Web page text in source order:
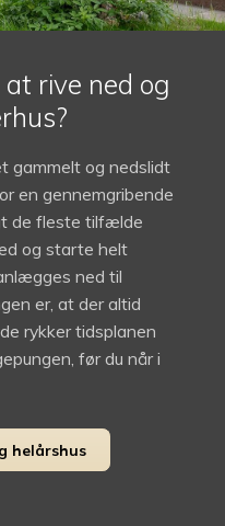
rive ned og
gammelt og nedslidt
en gennemgribende
de fleste tilfælde
og starte helt
ned til
er, at der altid
rykker tidsplanen
før du når i
helårshus